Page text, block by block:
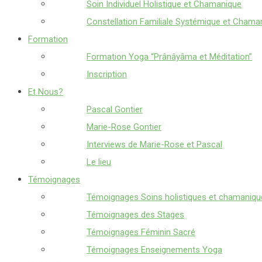
Soin Individuel Holistique et Chamanique
Constellation Familiale Systémique et
Formation
Formation Yoga “Prânâyâma et Méditation”
Inscription
Et Nous?
Pascal Gontier
Marie-Rose Gontier
Interviews de Marie-Rose et Pascal
Le lieu
Témoignages
Témoignages Soins holistiques et
Témoignages des Stages
Témoignages Féminin Sacré
Témoignages Enseignements Yoga